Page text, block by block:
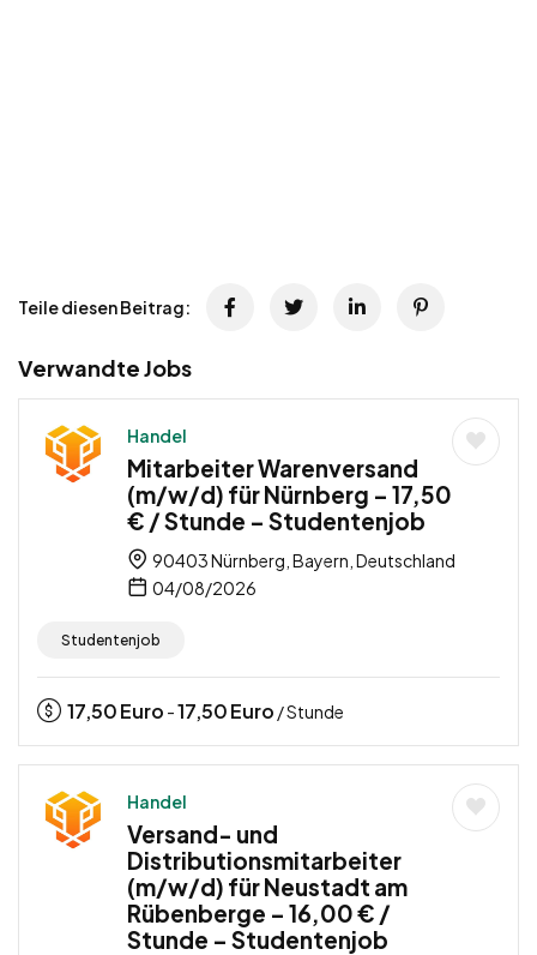
Teile diesen Beitrag:
Verwandte Jobs
Handel
Mitarbeiter Warenversand
(m/w/d) für Nürnberg – 17,50
€ / Stunde – Studentenjob
90403 Nürnberg, Bayern, Deutschland
04/08/2026
Studentenjob
17,50Euro -17,50Euro / Stunde
Handel
Versand- und
Distributionsmitarbeiter
(m/w/d) für Neustadt am
Rübenberge – 16,00 € /
Stunde – Studentenjob